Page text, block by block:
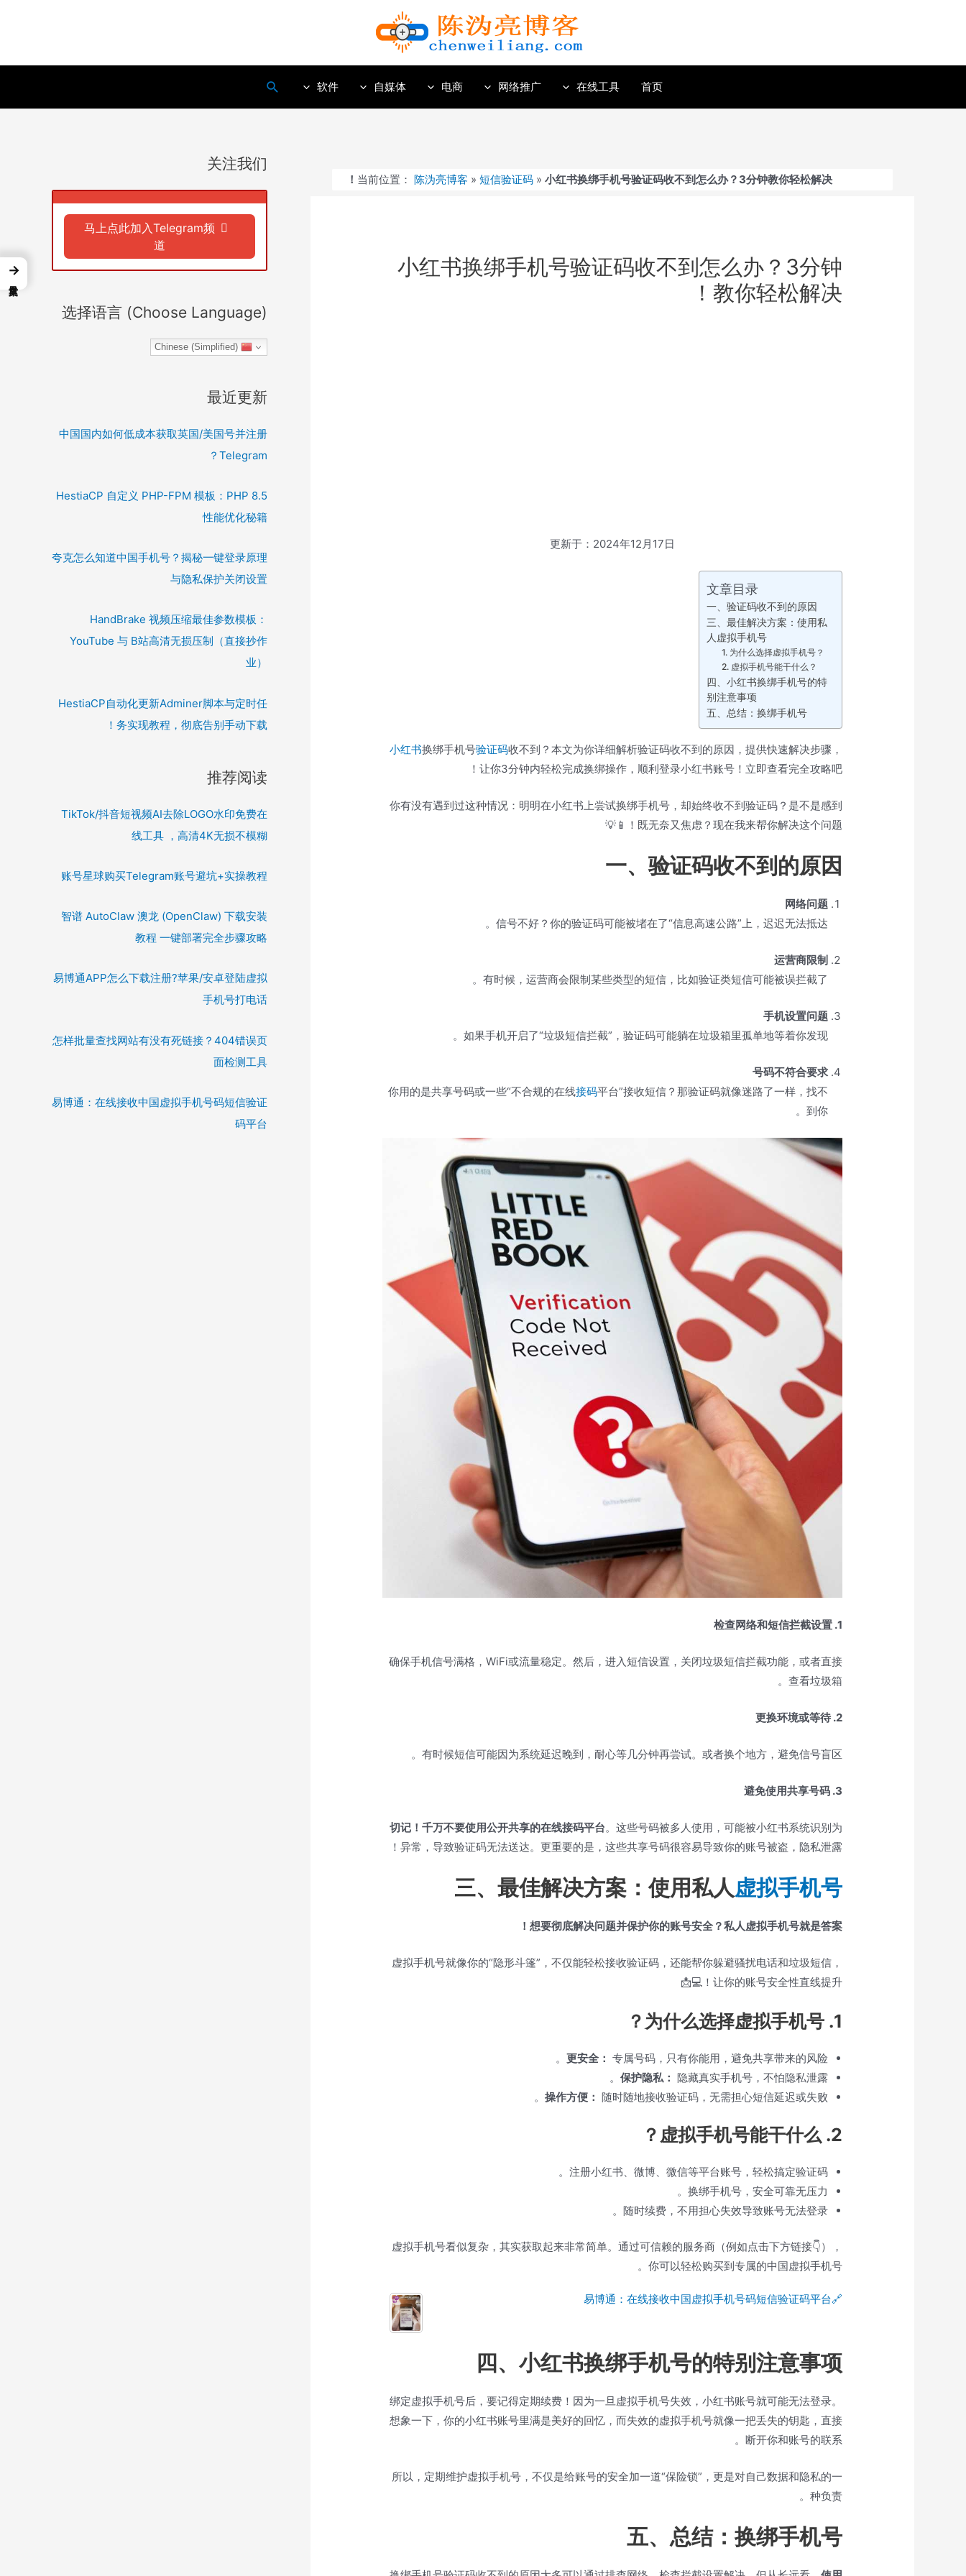
容
首页
在线工具
网络推广
电商
自媒体
软件
搜
当前位置： 陈沩亮博客 » 短信验证码 » 小红书换绑手机号验证码收不到怎么办？3分钟教你轻松解决！
小红书换绑手机号验证码收不到怎么办？3分钟
教你轻松解决！
更新于：2024年12月17日
文章目录
一、验证码收不到的原因
三、最佳解决方案：使用私
人虚拟手机号
1. 为什么选择虚拟手机号？
2. 虚拟手机号能干什么？
四、小红书换绑手机号的特
别注意事项
五、总结：换绑手机号
小红书换绑手机号验证码收不到？本文为你详细解析验证码收不到的原因，提供快速解决步骤，
让你3分钟内轻松完成换绑操作，顺利登录小红书账号！立即查看完全攻略吧！
你有没有遇到过这种情况：明明在小红书上尝试换绑手机号，却始终收不到验证码？是不是感到
既无奈又焦虑？现在我来帮你解决这个问题！📱💡
一、验证码收不到的原因
网络问题
信号不好？你的验证码可能被堵在了“信息高速公路”上，迟迟无法抵达。
运营商限制
有时候，运营商会限制某些类型的短信，比如验证类短信可能被误拦截了。
手机设置问题
如果手机开启了“垃圾短信拦截”，验证码可能躺在垃圾箱里孤单地等着你发现。
号码不符合要求
你用的是共享号码或一些“不合规的在线接码平台”接收短信？那验证码就像迷路了一样，找不
到你。
1. 检查网络和短信拦截设置
确保手机信号满格，WiFi或流量稳定。然后，进入短信设置，关闭垃圾短信拦截功能，或者直接
查看垃圾箱。
2. 更换环境或等待
有时候短信可能因为系统延迟晚到，耐心等几分钟再尝试。或者换个地方，避免信号盲区。
3. 避免使用共享号码
切记！千万不要使用公开共享的在线接码平台。这些号码被多人使用，可能被小红书系统识别为
异常，导致验证码无法送达。更重要的是，这些共享号码很容易导致你的账号被盗，隐私泄露！
三、最佳解决方案：使用私人虚拟手机号
想要彻底解决问题并保护你的账号安全？私人虚拟手机号就是答案！
虚拟手机号就像你的“隐形斗篷”，不仅能轻松接收验证码，还能帮你躲避骚扰电话和垃圾短信，
让你的账号安全性直线提升！💻📩
1. 为什么选择虚拟手机号？
更安全： 专属号码，只有你能用，避免共享带来的风险。
保护隐私： 隐藏真实手机号，不怕隐私泄露。
操作方便： 随时随地接收验证码，无需担心短信延迟或失败。
2. 虚拟手机号能干什么？
注册小红书、微博、微信等平台账号，轻松搞定验证码。
换绑手机号，安全可靠无压力。
随时续费，不用担心失效导致账号无法登录。
虚拟手机号看似复杂，其实获取起来非常简单。通过可信赖的服务商（例如点击下方链接👇），
你可以轻松购买到专属的中国虚拟手机号。
🔗易博通：在线接收中国虚拟手机号码短信验证码平台
四、小红书换绑手机号的特别注意事项
绑定虚拟手机号后，要记得定期续费！因为一旦虚拟手机号失效，小红书账号就可能无法登录。
想象一下，你的小红书账号里满是美好的回忆，而失效的虚拟手机号就像一把丢失的钥匙，直接
断开你和账号的联系。
所以，定期维护虚拟手机号，不仅是给账号的安全加一道“保险锁”，更是对自己数据和隐私的一
种负责。
五、总结：换绑手机号
关注我们
马上点此加入Telegram频
道
选择语言 (Choose Language)
最近更新
中国国内如何低成本获取英国/美国号并注册
Telegram？
HestiaCP 自定义 PHP-FPM 模板：PHP 8.5
性能优化秘籍
夸克怎么知道中国手机号？揭秘一键登录原理
与隐私保护关闭设置
HandBrake 视频压缩最佳参数模板：
YouTube 与 B站高清无损压制（直接抄作
业）
HestiaCP自动化更新Adminer脚本与定时任
务实现教程，彻底告别手动下载！
推荐阅读
TikTok/抖音短视频AI去除LOGO水印免费在
线工具 ，高清4K无损不模糊
账号星球购买Telegram账号避坑+实操教程
智谱 AutoClaw 澳龙 (OpenClaw) 下载安装
教程 一键部署完全步骤攻略
易博通APP怎么下载注册?苹果/安卓登陆虚拟
手机号打电话
怎样批量查找网站有没有死链接？404错误页
面检测工具
易博通：在线接收中国虚拟手机号码短信验证
码平台
→